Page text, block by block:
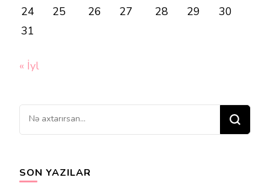
24
25 26 27 28 29
30
31
« İyl
Bir
şey
SON YAZILAR